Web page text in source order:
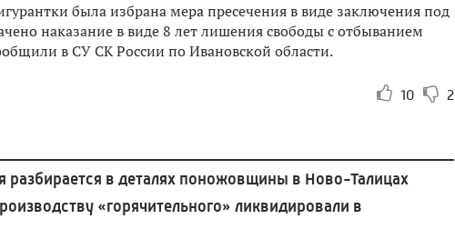
была избрана мера пресечения в виде заключения под
наказание в виде 8 лет лишения свободы с отбыванием
в СУ СК России по Ивановской области.
10 2
разбирается в деталях поножовщины в Ново-Талицах
«горячительного» ликвидировали в